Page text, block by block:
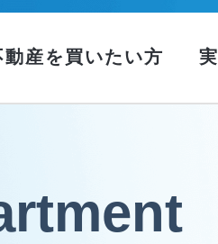
動産を買いたい方